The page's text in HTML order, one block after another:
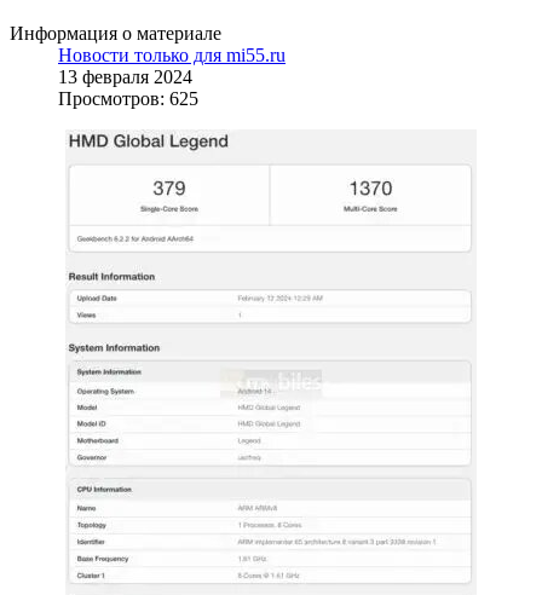
Информация о материале
Новости только для mi55.ru
13 февраля 2024
Просмотров: 625